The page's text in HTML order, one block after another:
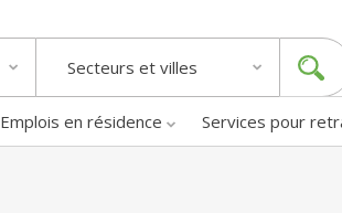
Secteurs et villes
Emplois en résidence Services pour